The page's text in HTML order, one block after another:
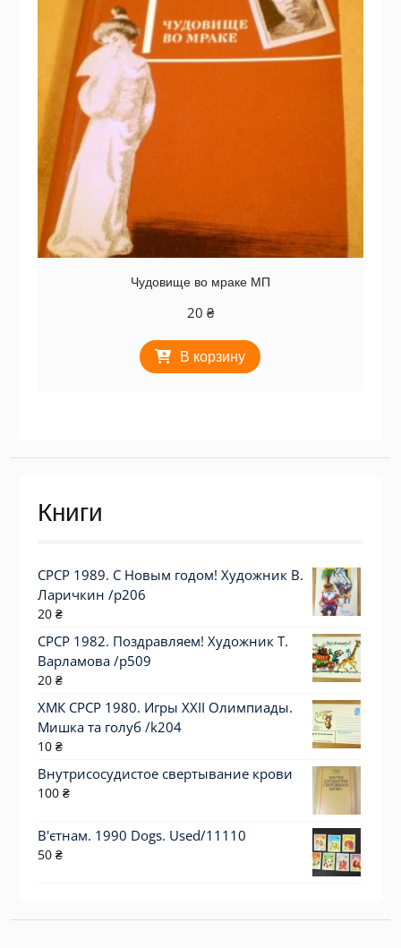
Чудовище во мраке МП
20 ₴
В корзину
Книги
СРСР 1989. С Новым годом! Художник В.
Ларичкин /р206
20 ₴
СРСР 1982. Поздравляем! Художник Т.
Варламова /р509
20 ₴
ХМК СРСР 1980. Игры XXII Олимпиады.
Мишка та голуб /k204
10 ₴
Внутрисосудистое свертывание крови
100 ₴
В'єтнам. 1990 Dogs. Used/11110
50 ₴